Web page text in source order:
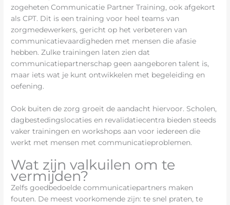
zogeheten Communicatie Partner Training, ook afgekort
als CPT. Dit is een training voor heel teams van
zorgmedewerkers, gericht op het verbeteren van
communicatievaardigheden met mensen die afasie
hebben. Zulke trainingen laten zien dat
communicatiepartnerschap geen aangeboren talent is,
maar iets wat je kunt ontwikkelen met begeleiding en
oefening.
Ook buiten de zorg groeit de aandacht hiervoor. Scholen,
dagbestedingslocaties en revalidatiecentra bieden steeds
vaker trainingen en workshops aan voor iedereen die
werkt met mensen met communicatieproblemen.
Wat zijn valkuilen om te
vermijden?
Zelfs goedbedoelde communicatiepartners maken
fouten. De meest voorkomende zijn: te snel praten, te